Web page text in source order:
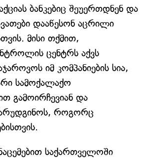
ბანკებიც შეუერთდნენ და
დააწესონ აცრილი
მისი თქმით,
ცენტრს აქვს
იმ კომპანიების სია,
სამოქალაქო
გამოირჩევიან და
როგორც
საქართველოში